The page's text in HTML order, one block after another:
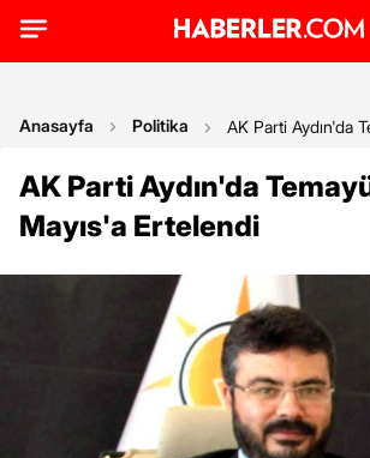
Anasayfa Politika AK Parti Aydın'da
AK Parti Aydın'da
Mayıs'a Ertelendi